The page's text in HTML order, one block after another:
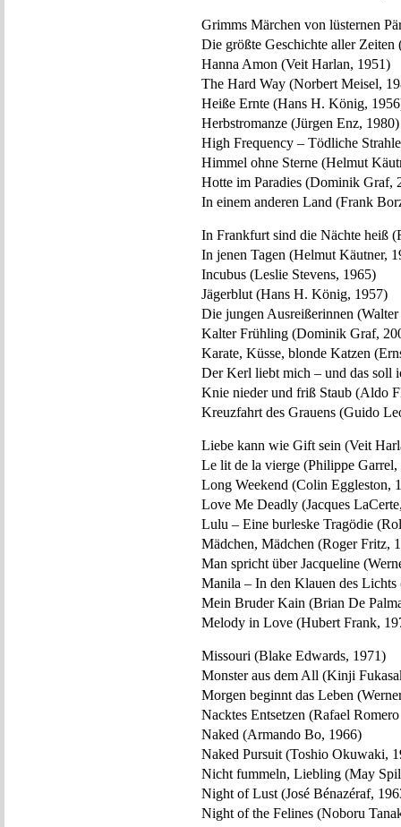
Grimms Märchen von lüsternen
Die größte Geschichte aller Zeiten
Hanna Amon (Veit Harlan, 1951)
The Hard Way (Norbert Meisel,
Heiße Ernte (Hans H. König,
Herbstromanze (Jürgen Enz, 1980)
High Frequency – Tödliche
Himmel ohne Sterne (Helmut
Hotte im Paradies (Dominik Graf,
In einem anderen Land (Frank
In Frankfurt sind die Nächte heiß
In jenen Tagen (Helmut Käutner,
Incubus (Leslie Stevens, 1965)
Jägerblut (Hans H. König, 1957)
Die jungen Ausreißerinnen
Kalter Frühling (Dominik Graf,
Karate, Küsse, blonde Katzen
Der Kerl liebt mich – und das soll
Knie nieder und friß Staub (Aldo
Kreuzfahrt des Grauens (Guido
Liebe kann wie Gift sein (Veit
Le lit de la vierge (Philippe Garrel,
Long Weekend (Colin Eggleston,
Love Me Deadly (Jacques
Lulu – Eine burleske Tragödie
Mädchen, Mädchen (Roger Fritz,
Man spricht über Jacqueline
Manila – In den Klauen des
Mein Bruder Kain (Brian De
Melody in Love (Hubert Frank,
Missouri (Blake Edwards, 1971)
Monster aus dem All (Kinji
Morgen beginnt das Leben
Nacktes Entsetzen (Rafael
Naked (Armando Bo, 1966)
Naked Pursuit (Toshio Okuwaki,
Nicht fummeln, Liebling (May
Night of Lust (José Bénazéraf,
Night of the Felines (Noboru